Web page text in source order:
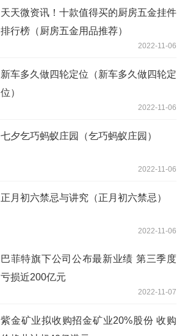
天天微资讯！十款值得买的厨房五金挂件
排行榜（厨房五金用品推荐）
2022-11-06
新车多久做四轮定位（新车多久做四轮定
位）
2022-11-06
七夕乞巧蚂蚁庄园（乞巧蚂蚁庄园）
2022-11-06
正月初六禁忌与讲究（正月初六禁忌）
2022-11-06
巴菲特旗下公司公布最新业绩 第三季度
亏损近200亿元
2022-11-07
紫金矿业拟收购招金矿业20%股份 收购